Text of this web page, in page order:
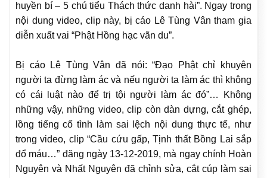
huyền bí – 5 chú tiểu Thách thức danh hài”. Ngay trong
nội dung video, clip này, bị cáo Lê Tùng Vân tham gia
diễn xuất vai “Phật Hồng hạc vãn du”.
Bị cáo Lê Tùng Vân đã nói: “Đạo Phật chỉ khuyên
người ta đừng làm ác và nếu người ta làm ác thì không
có cái luật nào để trị tội người làm ác đó”… Không
những vậy, những video, clip còn dàn dựng, cắt ghép,
lồng tiếng cố tình làm sai lệch nội dung thực tế, như
trong video, clip “Cầu cứu gấp, Tịnh thất Bồng Lai sắp
đổ máu…” đăng ngày 13-12-2019, mà ngay chính Hoàn
Nguyên và Nhất Nguyên đã chỉnh sửa, cắt cúp làm sai